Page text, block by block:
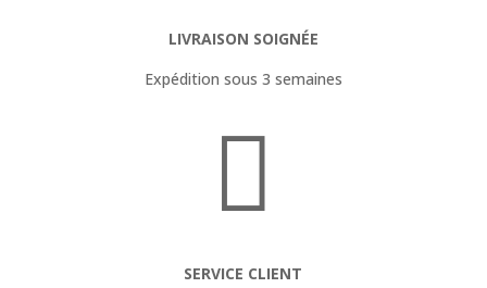
LIVRAISON SOIGNÉE
Expédition sous 3 semaines

SERVICE CLIENT